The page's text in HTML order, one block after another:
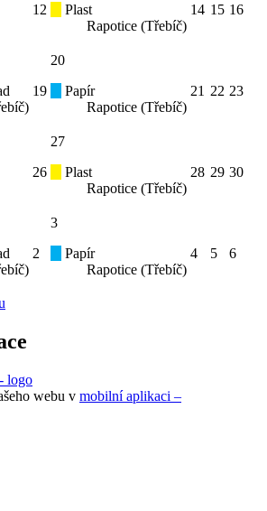
12
Plast
Rapotice (Třebíč)
14 15 16
19
20
Papír
Rapotice (Třebíč)
21 22 23
26
27
Plast
Rapotice (Třebíč)
28 29 30
2
3
Papír
Rapotice (Třebíč)
4 5 6
webu v mobilní aplikaci –